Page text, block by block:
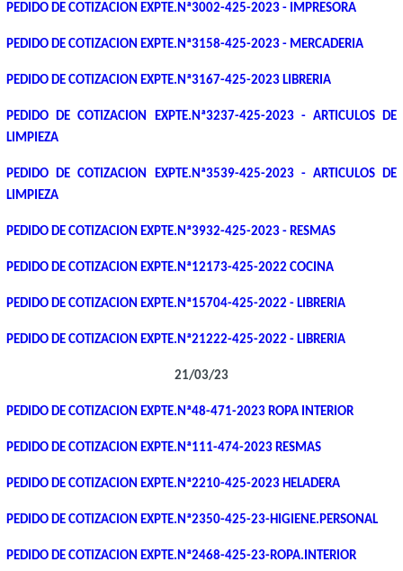
PEDIDO DE COTIZACION EXPTE.Nª3002-425-2023 - IMPRESORA
PEDIDO DE COTIZACION EXPTE.Nª3158-425-2023 - MERCADERIA
PEDIDO DE COTIZACION EXPTE.Nª3167-425-2023 LIBRERIA
PEDIDO DE COTIZACION EXPTE.Nª3237-425-2023 - ARTICULOS DE
LIMPIEZA
PEDIDO DE COTIZACION EXPTE.Nª3539-425-2023 - ARTICULOS DE
LIMPIEZA
PEDIDO DE COTIZACION EXPTE.Nª3932-425-2023 - RESMAS
PEDIDO DE COTIZACION EXPTE.Nª12173-425-2022 COCINA
PEDIDO DE COTIZACION EXPTE.Nª15704-425-2022 - LIBRERIA
PEDIDO DE COTIZACION EXPTE.Nª21222-425-2022 - LIBRERIA
21/03/23
PEDIDO DE COTIZACION EXPTE.Nª48-471-2023 ROPA INTERIOR
PEDIDO DE COTIZACION EXPTE.Nª111-474-2023 RESMAS
PEDIDO DE COTIZACION EXPTE.Nª2210-425-2023 HELADERA
PEDIDO DE COTIZACION EXPTE.Nª2350-425-23-HIGIENE.PERSONAL
PEDIDO DE COTIZACION EXPTE.Nª2468-425-23-ROPA.INTERIOR